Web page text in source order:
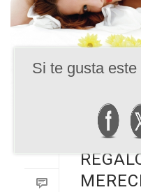
Si te gusta este